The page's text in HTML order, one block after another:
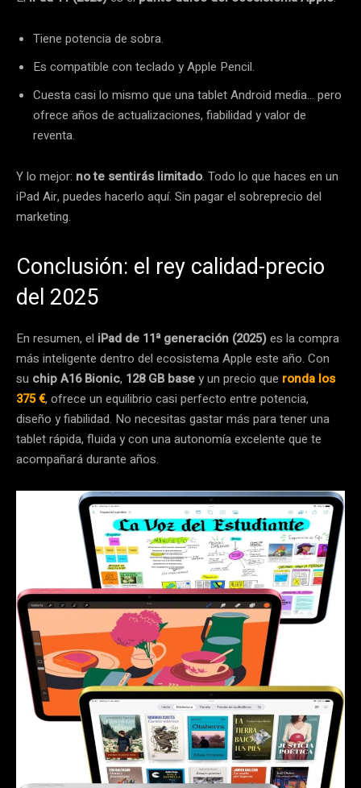
Tiene potencia de sobra.
Es compatible con teclado y Apple Pencil.
Cuesta casi lo mismo que una tablet Android media… pero
ofrece años de actualizaciones, fiabilidad y valor de
reventa.
Y lo mejor: no te sentirás limitado. Todo lo que haces en un
iPad Air, puedes hacerlo aquí. Sin pagar el sobreprecio del
marketing.
Conclusión: el rey calidad-precio
del 2025
En resumen, el iPad de 11ª generación (2025)es la compra
más inteligente dentro del ecosistema Apple este año. Con
su chip A16 Bionic, 128 GB basey un precio que ronda los
375 €, ofrece un equilibrio casi perfecto entre potencia,
diseño y fiabilidad. No necesitas gastar más para tener una
tablet rápida, fluida y con una autonomía excelente que te
acompañará durante años.